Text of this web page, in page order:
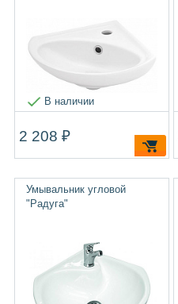
В наличии
2 208 ₽
Умывальник угловой
"Радуга"